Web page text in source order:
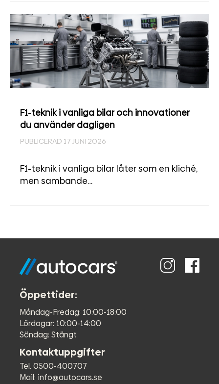
F1-teknik i vanliga bilar och innovationer
du använder dagligen
PUBLICERAD 17 JUNI 2026
F1-teknik i vanliga bilar låter som en kliché,
men sambande…
Öppettider:
Måndag-Fredag: 10:00-18:00
Lördagar: 10:00-14:00
Söndag: Stängt
Kontaktuppgifter
Tel. 0500-400707
Mail: info@autocars.se